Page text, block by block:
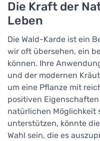
Die Kraft der
Leben
Die Wald-Karde ist ein
wir oft übersehen, ein
können. Ihre
und der modernen
um eine Pflanze mit
positiven
natürlichen Möglichkeit
unterstützen, könnte
Wahl sein, die es